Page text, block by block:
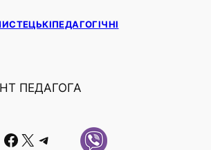
ПЕДАГОГІЧНІ
Facebook X Telegram